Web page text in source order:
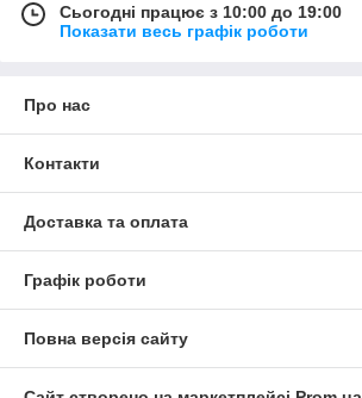
Сьогодні працює з 10:00 до 19:00
Показати весь графік роботи
Про нас
Контакти
Доставка та оплата
Графік роботи
Повна версія сайту